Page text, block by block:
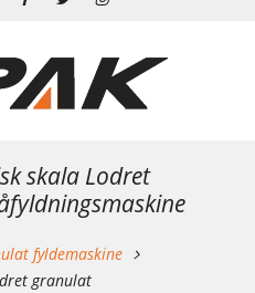
skala Lodret
fyldemaskine
granulat